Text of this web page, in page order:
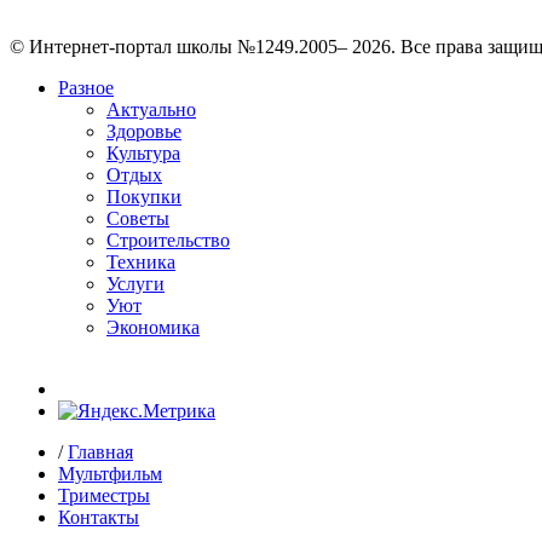
© Интернет-портал школы №1249.2005– 2026. Все права
Разное
Актуально
Здоровье
Культура
Отдых
Покупки
Советы
Строительство
Техника
Услуги
Уют
Экономика
/Главная
Мультфильм
Триместры
Контакты